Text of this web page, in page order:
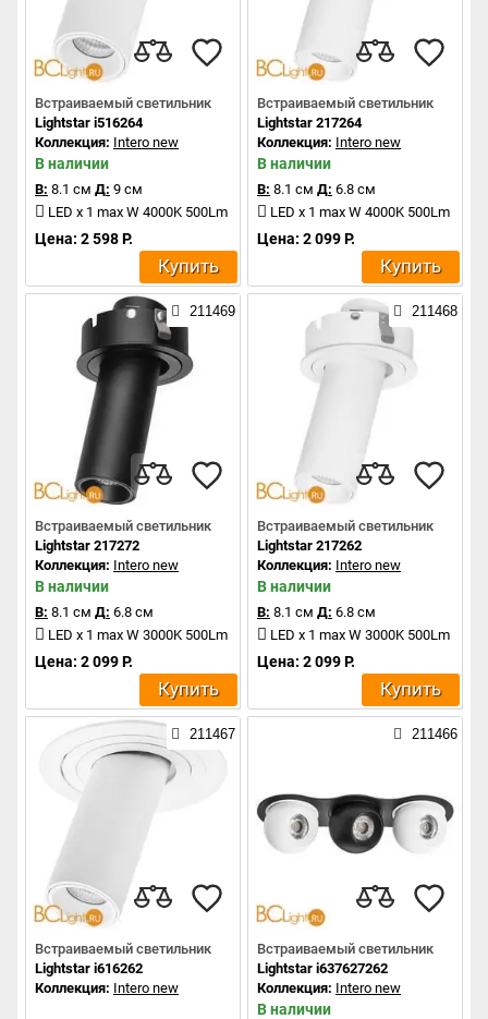
Встраиваемый светильник
Lightstar i516264
Коллекция: Intero new
В наличии
В: 8.1 см Д: 9 см
LED x 1 max W 4000K 500Lm
Цена: 2 598 Р.
Купить
Встраиваемый светильник
Lightstar 217264
Коллекция: Intero new
В наличии
В: 8.1 см Д: 6.8 см
LED x 1 max W 4000K 500Lm
Цена: 2 099 Р.
Купить
211469
Встраиваемый светильник
Lightstar 217272
Коллекция: Intero new
В наличии
В: 8.1 см Д: 6.8 см
LED x 1 max W 3000K 500Lm
Цена: 2 099 Р.
Купить
211468
Встраиваемый светильник
Lightstar 217262
Коллекция: Intero new
В наличии
В: 8.1 см Д: 6.8 см
LED x 1 max W 3000K 500Lm
Цена: 2 099 Р.
Купить
211467
Встраиваемый светильник
Lightstar i616262
Коллекция: Intero new
211466
Встраиваемый светильник
Lightstar i637627262
Коллекция: Intero new
В наличии